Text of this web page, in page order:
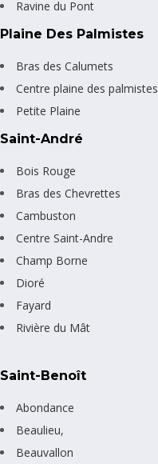
Ravine du Pont
Plaine Des Palmistes
Bras des Calumets
Centre plaine des palmistes
Petite Plaine
Saint-André
Bois Rouge
Bras des Chevrettes
Cambuston
Centre Saint-Andre
Champ Borne
Dioré
Fayard
Rivière du Mât
Saint-Benoît
Abondance
Beaulieu,
Beauvallon